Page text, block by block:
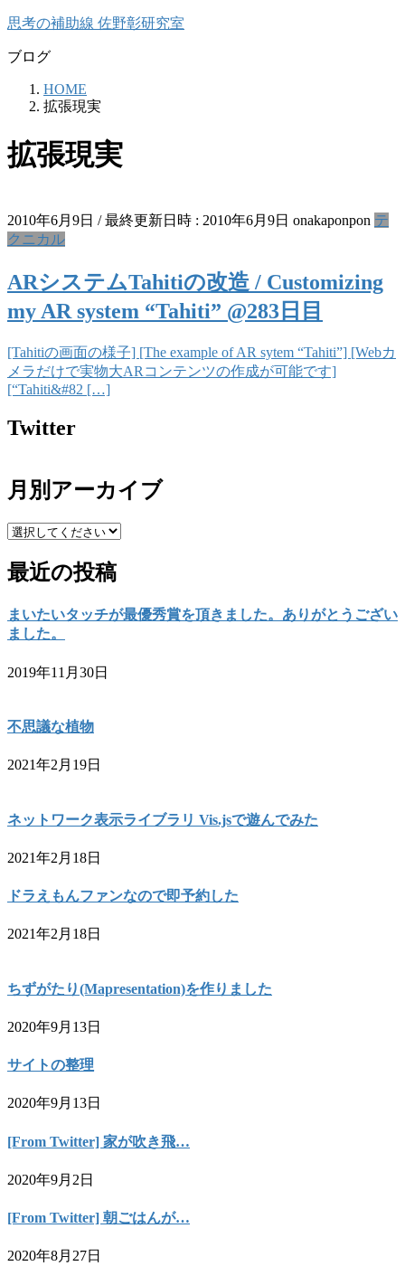
コ
テ
キ
ッ
ナ
ゲ
に
移
思考の補助線 佐野彰研究室
ブログ
HOME
拡張現実
拡張現実
2010年6月9日 / 最終更新日時 : 2010年6月9日 onakaponpon テ
クニカル
ARシステムTahitiの改造 / Customizing
my AR system “Tahiti” @283日目
[Tahitiの画面の様子] [The example of AR sytem “Tahiti”] [Webカ
メラだけで実物大ARコンテンツの作成が可能です]
[“Tahiti&#82 […]
Twitter
月別アーカイブ
最近の投稿
まいたいタッチが最優秀賞を頂きました。ありがとうござい
ました。
2019年11月30日
不思議な植物
2021年2月19日
ネットワーク表示ライブラリ Vis.jsで遊んでみた
2021年2月18日
ドラえもんファンなので即予約した
2021年2月18日
ちずがたり(Mapresentation)を作りました
2020年9月13日
サイトの整理
2020年9月13日
[From Twitter] 家が吹き飛…
2020年9月2日
[From Twitter] 朝ごはんが…
2020年8月27日